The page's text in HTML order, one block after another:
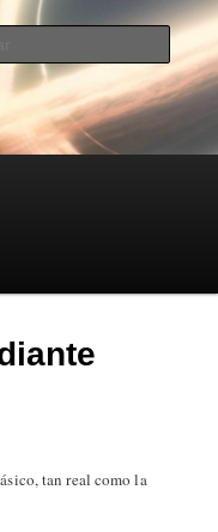
Personalidad
Buscar
tan real como la